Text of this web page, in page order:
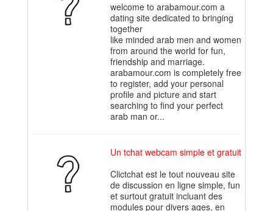
welcome to arabamour.com a
dating site dedicated to bringing
together
like minded arab men and women
from around the world for fun,
friendship and marriage.
arabamour.com is completely free
to register, add your personal
profile and picture and start
searching to find your perfect
arab man or...
Un tchat webcam simple et gratuit
Clictchat est le tout nouveau site
de discussion en ligne simple, fun
et surtout gratuit incluant des
modules pour divers ages, en